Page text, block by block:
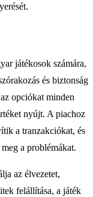
játékosok számára,
és biztonság
opciókat minden
nyújt. A piachoz
a tranzakciókat, és
a problémákat.
az élvezetet,
felállítása, a játék